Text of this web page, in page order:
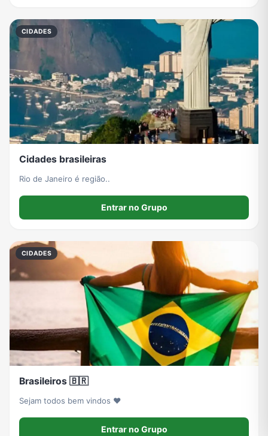
CIDADES
Cidades brasileiras
Rio de Janeiro é região..
Entrar no Grupo
CIDADES
Brasileiros 🇧🇷
Sejam todos bem vindos ❤️
Entrar no Grupo